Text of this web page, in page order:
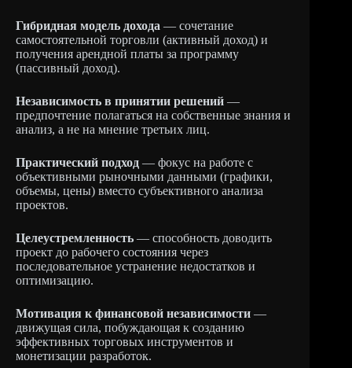
Гибридная модель дохода — сочетание
самостоятельной торговли (активный доход) и
получения арендной платы за программу
(пассивный доход).
Независимость в принятии решений —
предпочтение полагаться на собственные знания и
анализ, а не на мнение третьих лиц.
Практический подход — фокус на работе с
объективными рыночными данными (графики,
объемы, цены) вместо субъективного анализа
проектов.
Целеустремленность — способность доводить
проект до рабочего состояния через
последовательное устранение недостатков и
оптимизацию.
Мотивация к финансовой независимости —
движущая сила, побуждающая к созданию
эффективных торговых инструментов и
монетизации разработок.